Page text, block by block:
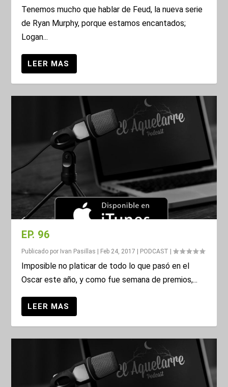
Tenemos mucho que hablar de Feud, la nueva serie
de Ryan Murphy, porque estamos encantados;
Logan...
EP. 96
Publicado por Ivan Pasillas | Feb 24, 2017 | PODCAST |
Imposible no platicar de todo lo que pasó en el
Oscar este año, y como fue semana de premios,...